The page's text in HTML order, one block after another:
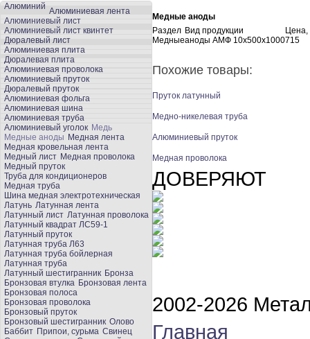
Алюминий Алюминиевая лента
Алюминиевый лист
Алюминиевый лист квинтет
Дюралевый лист
Алюминиевая плита
Дюралевая плита
Алюминиевая проволока
Алюминиевый пруток
Дюралевый пруток
Алюминиевая фольга
Алюминиевая шина
Алюминиевая труба
Алюминиевый уголок Медь
Медные аноды Медная лента
Медная кровельная лента
Медный лист Медная проволока
Медный пруток
Труба для кондиционеров
Медная труба
Шина медная электротехническая
Латунь Латунная лента
Латунный лист Латунная проволока
Латунный квадрат ЛС59-1
Латунный пруток
Латунная труба Л63
Латунная труба бойлерная
Латунная труба
Латунный шестигранник Бронза
Бронзовая втулка Бронзовая лента
Бронзовая полоса
Бронзовая проволока
Бронзовый пруток
Бронзовый шестигранник Олово
Баббит Припои, сурьма Свинец
Медные аноды
Раздел Вид продукции
Цена,
Медныеаноды АМФ 10х500х1000715
Похожие товары:
Пруток латунный
Медно-никелевая труба
Алюминиевый пруток
Медная проволока
ДОВЕРЯЮТ
2002-2026
Главная